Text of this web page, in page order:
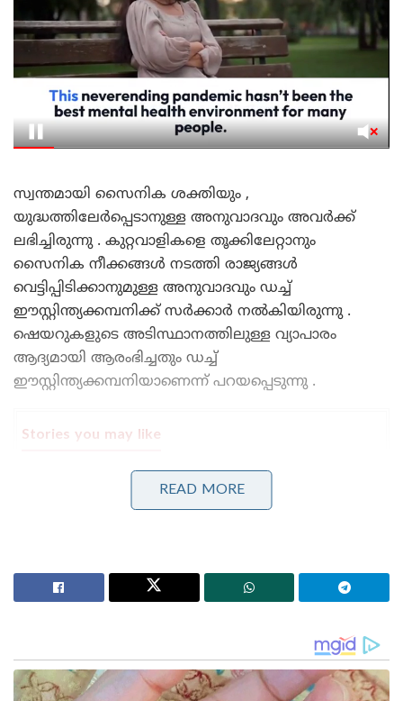
സ്വന്തമായി സൈനിക ശക്തിയും ,
യുദ്ധത്തിലേർപ്പെടാനുള്ള അനുവാദവും അവർക്ക്
ലഭിച്ചിരുന്നു . കുറ്റവാളികളെ തൂക്കിലേറ്റാനും
സൈനിക നീക്കങ്ങൾ നടത്തി രാജ്യങ്ങൾ
വെട്ടിപ്പിടിക്കാനുമുള്ള അനുവാദവും ഡച്ച്
ഈസ്റ്റിന്ത്യക്കമ്പനിക്ക് സർക്കാർ നൽകിയിരുന്നു .
ഷെയറുകളുടെ അടിസ്ഥാനത്തിലുള്ള വ്യാപാരം
ആദ്യമായി ആരംഭിച്ചതും ഡച്ച്
ഈസ്റ്റിന്ത്യക്കമ്പനിയാണെന്ന് പറയപ്പെടുന്നു .
Stories you may like
ടാറ്റയേക്കാൾ കൂടുതൽ ഓഹരി തമിഴ്‌നാട്
സർക്കാരിനോ? നിങ്ങൾ ധരിക്കുന്ന ഓരോ ടൈറ്റൻ
വാച്ചും തമിഴകത്തിന്റെ ഖജനാവ് നിറയ്ക്കുന്ന കഥ!
എഴുതുന്നു
ഉണ്ടാക്കിയതോടെയാണ് ഡച്ചുകാർ കേരളത്തിൽ
ചുവടുറപ്പിച്ചത് . പോർട്ടുഗീസുകാരെ പുറന്തള്ളാൻ
READ MORE